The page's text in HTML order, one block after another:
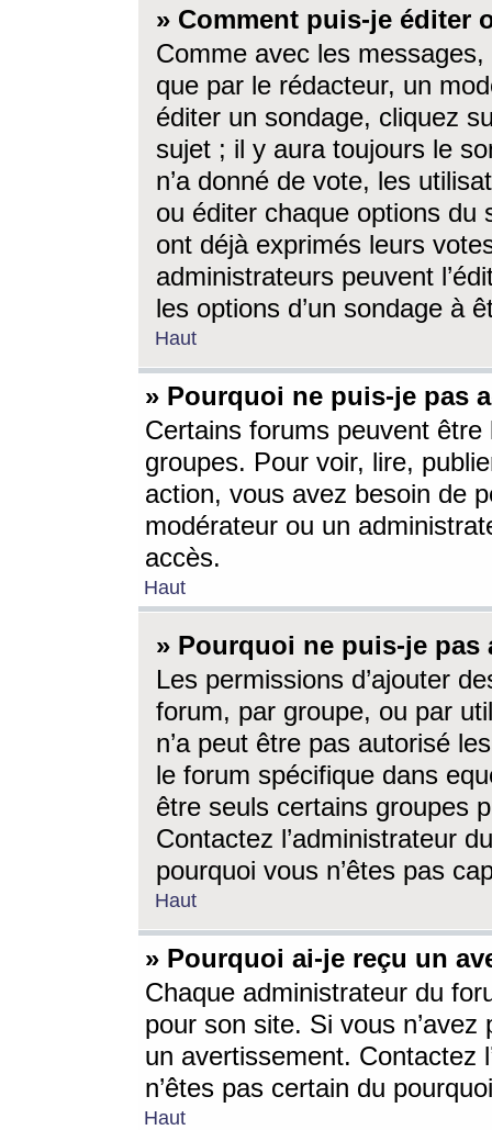
» Comment puis-je éditer
Comme avec les
que par le rédacteur, un
éditer un sondage, cliquez
sujet ; il y aura toujours le
n’a donné de vote, les
ou éditer chaque options du
ont déjà exprimés leurs
administrateurs peuvent
les options d’un sondage à
Haut
» Pourquoi ne puis-je pas
Certains forums peuvent être
groupes. Pour voir, lire,
action, vous avez besoin de
modérateur ou un
accès.
Haut
» Pourquoi ne puis-je
Les permissions d’ajouter
forum, par groupe, ou par
n’a peut être pas autorisé
le forum spécifique dans
être seuls certains groupes
Contactez l’administrateur
pourquoi vous n’êtes pas
Haut
» Pourquoi ai-je reçu un
Chaque administrateur du
pour son site. Si vous
un avertissement. Contactez
n’êtes pas certain du
Haut